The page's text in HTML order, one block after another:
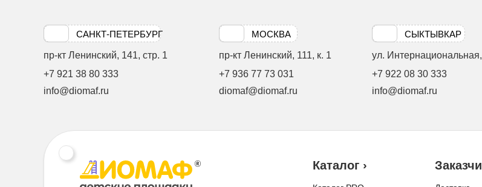
САНКТ-ПЕТЕРБУРГ
пр-кт Ленинский, 141, стр. 1
+7 921 38 80 333
info@diomaf.ru
МОСКВА
пр-кт Ленинский, 111, к. 1
+7 936 77 73 031
diomaf@diomaf.ru
СЫКТЫВКАР
ул.
+7 922 08 30 333
info@diomaf.ru
Каталог ›